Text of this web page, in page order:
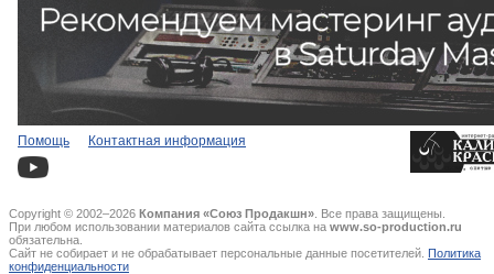
Помощь Контактная информация
Copyright © 2002–2026 Компания «Союз Продакшн» . Все права защищены.
При любом использовании материалов сайта ссылка на www.so-production.ru
обязательна.
Сайт не собирает и не обрабатывает персональные данные посетителей. Политика
конфиденциальности